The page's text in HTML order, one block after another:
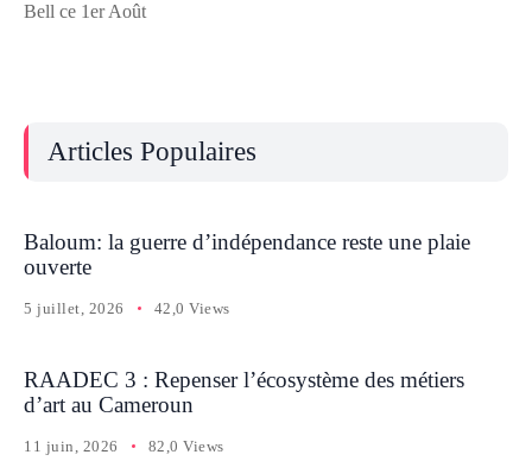
Bell ce 1er Août
Articles Populaires
Baloum: la guerre d’indépendance reste une plaie
ouverte
5 juillet, 2026 42,0 Views
RAADEC 3 : Repenser l’écosystème des métiers
d’art au Cameroun
11 juin, 2026 82,0 Views